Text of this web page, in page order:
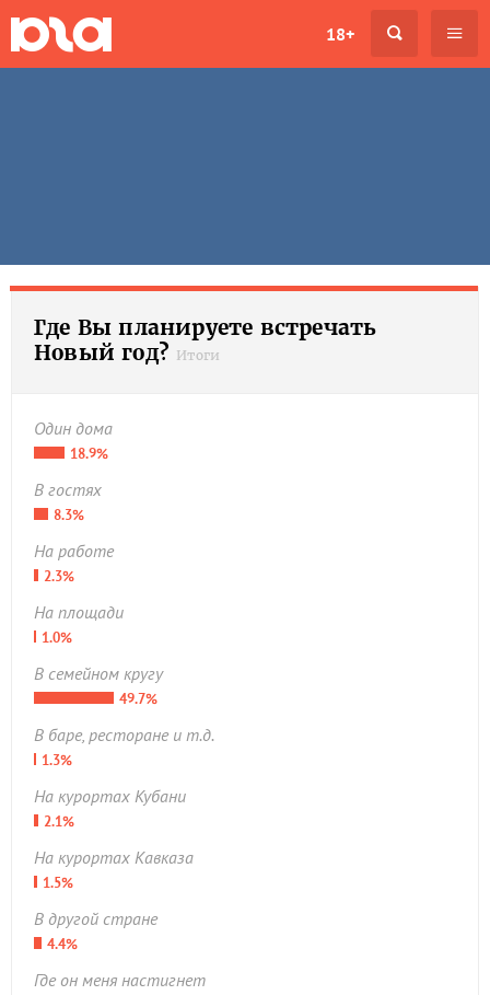
18+
Где Вы планируете встречать
Новый год? Итоги
Один дома
18.9%
В гостях
8.3%
На работе
2.3%
На площади
1.0%
В семейном кругу
49.7%
В баре, ресторане и т.д.
1.3%
На курортах Кубани
2.1%
На курортах Кавказа
1.5%
В другой стране
4.4%
Где он меня настигнет